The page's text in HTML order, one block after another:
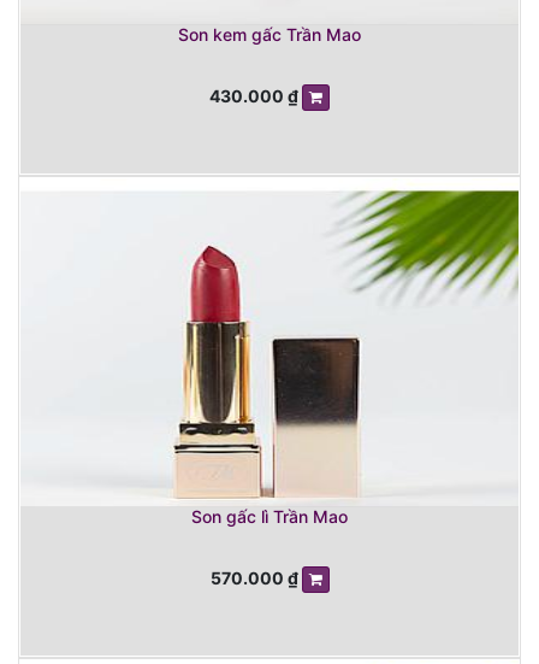
Son kem gấc Trần Mao
430.000 ₫
Son gấc lì Trần Mao
570.000 ₫